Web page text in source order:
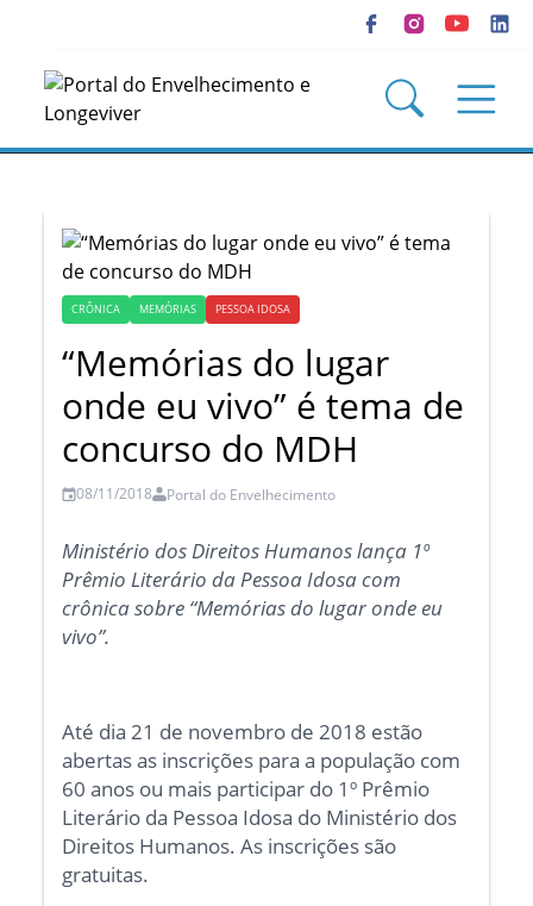
CRÔNICA MEMÓRIAS PESSOA IDOSA
“Memórias do lugar
onde eu vivo” é tema de
concurso do MDH
08/11/2018 Portal do Envelhecimento
Ministério dos Direitos Humanos lança 1º
Prêmio Literário da Pessoa Idosa com
crônica sobre “Memórias do lugar onde eu
vivo”.
Até dia 21 de novembro de 2018 estão
abertas as inscrições para a população com
60 anos ou mais participar do 1º Prêmio
Literário da Pessoa Idosa do Ministério dos
Direitos Humanos. As inscrições são
gratuitas.